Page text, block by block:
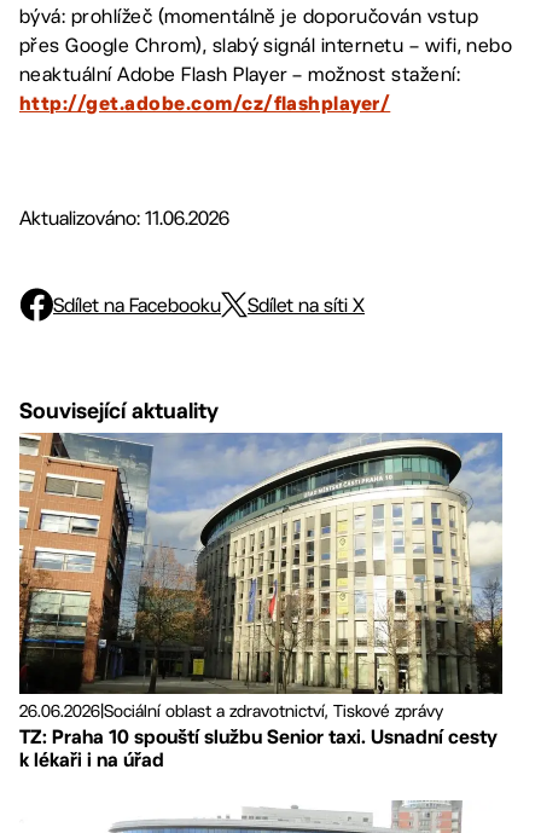
bývá: prohlížeč (momentálně je doporučován vstup
přes Google Chrom), slabý signál internetu – wifi, nebo
neaktuální Adobe Flash Player – možnost stažení:
http://get.adobe.com/cz/flashplayer/
Aktualizováno: 11.06.2026
Sdílet na Facebooku Sdílet na síti X
Související aktuality
26.06.2026Sociální oblast a zdravotnictví, Tiskové zprávy
TZ: Praha 10 spouští službu Senior taxi. Usnadní cesty
k lékaři i na úřad